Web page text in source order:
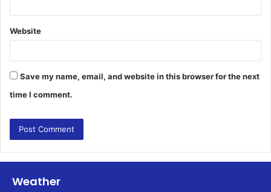
Website
Save my name, email, and website in this browser for the next
time I comment.
Weather